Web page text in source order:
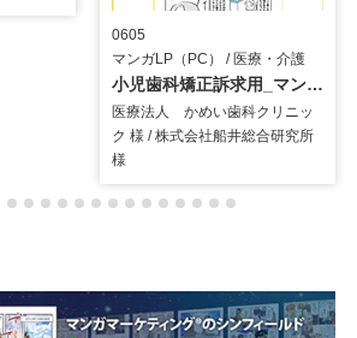
0605
マンガLP（PC） / 医療・介護
小児歯科矯正訴求用_マンガLP
医療法人 かめい歯科クリニッ
ク 様 / 株式会社船井総合研究所
様